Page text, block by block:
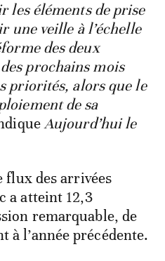
les éléments de prise
une veille à l’échelle
des deux
prochains mois
priorités, alors que le
de sa
Aujourd’hui le
flux des arrivées
a atteint 12,3
remarquable, de
à l’année précédente.